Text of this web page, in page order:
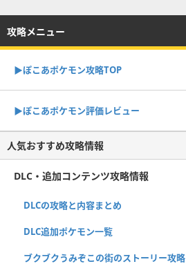
攻略メニュー
▶︎ぽこあポケモン攻略TOP
▶︎ぽこあポケモン評価レビュー
人気おすすめ攻略情報
DLC・追加コンテンツ攻略情報
DLCの攻略と内容まとめ
DLC追加ポケモン一覧
ブクブクうみぞこの街のストーリー攻略